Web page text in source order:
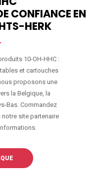
CONFIANCE EN
HERK
10-OH-HHC :
et cartouches
proposons une
la Belgique, la
Bas. Commandez
site partenaire